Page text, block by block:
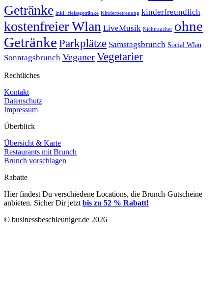
Getränke inkl. Heissgetränke Kinderbetreuung kinderfreundlich
kostenfreier Wlan LiveMusik Nichtraucher ohne
Getränke Parkplätze Samstagsbrunch Social Wlan
Sonntagsbrunch VeganerVegetarier
Rechtliches
Kontakt
Datenschutz
Impressum
Überblick
Übersicht & Karte
Restaurants mit Brunch
Brunch vorschlagen
Rabatte
Hier findest Du verschiedene Locations, die Brunch-Gutscheine
anbieten. Sicher Dir jetzt bis zu 52 % Rabatt!
© businessbeschleuniger.de 2026